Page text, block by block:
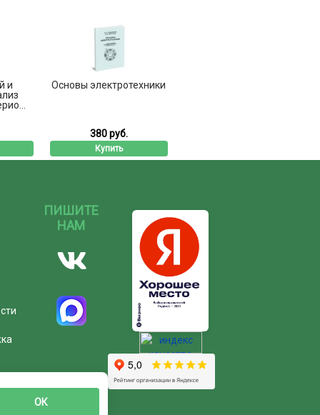
и
Основы электротехники
380 руб.
Купить
ПИШИТЕ
НАМ
ОК